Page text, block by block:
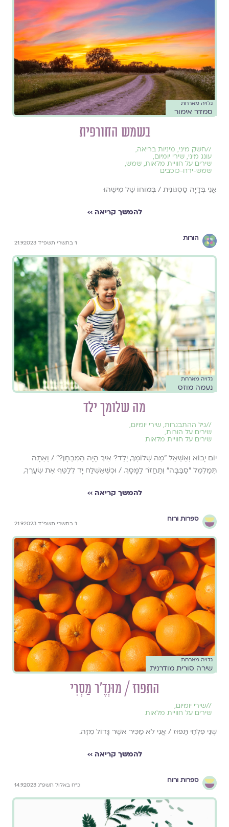
גלויה מארחת
סמדר אימור
בשמש החורפית
//חשק מיני, מיניות בריאה,
עונג מיני, שירי יומיום,
שירים על חוויית מלאות, שמש,
שמש-ירח-כוכבים
אֲנִי בְּדָיָה סַסְגּוֹנִית / בְּמוֹחוֹ שֶׁל מִישֶׁהוּ
להמשך קריאה ››
הורות
ו׳ בתשרי תשפ״ד 21.9.2023
גלויה מארחת
נעמה מוזס
מה שלומך ילד
//גיל ההתבגרות, שירי יומיום,
שירים על הורות,
שירים על חוויית מלאות
יוֹם יָבוֹא וְאֶשְׁאַל "מַה שְּׁלוֹמְךָ, יֶלֶד? אֵיךְ הָיָה הַמִּבְחָן?" / וְאַתָּה
תְּמַלְמֵל "סַבַּבָּה" וְתַחֲזֹר לַמָּסָךְ. / וּכְשֶׁאֶשְׁלַח יָד לְלַטֵּף אֶת שְׂעָרְךָ,
להמשך קריאה ››
ספרות ורוח
ו׳ בתשרי תשפ״ד 21.9.2023
גלויה מארחת
שירה סורית מודרנית
התפוז / מוּנְדֶ'ר מַסְרִי
//שירי יומיום,
שירים על חוויית מלאות
שְׁנֵי פִּלְחֵי תַּפּוּז / אֲנִי לֹא מַכִּיר אשֶׁר גָּדוֹל מִזֶּה.
להמשך קריאה ››
ספרות ורוח
כ״ח באלול תשפ״ג 14.9.2023